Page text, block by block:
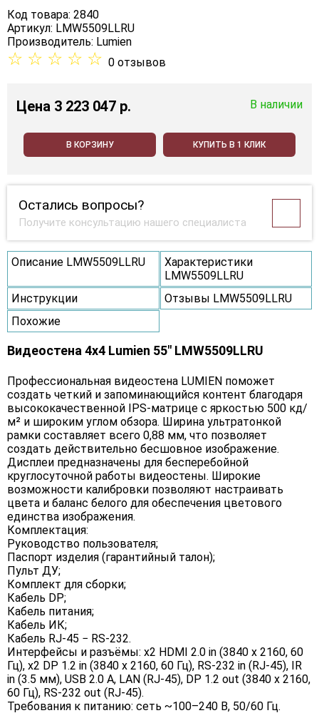
Код товара: 2840
Артикул: LMW5509LLRU
Производитель: Lumien
☆ ☆ ☆ ☆ ☆ 0 отзывов
Цена 3 223 047 p. В наличии
В КОРЗИНУ КУПИТЬ В 1 КЛИК
Остались вопросы?
Получите консультацию нашего специалиста
Описание LMW5509LLRU
Характеристики
LMW5509LLRU
Инструкции
Отзывы LMW5509LLRU
Похожие
Видеостена 4x4 Lumien 55" LMW5509LLRU
Профессиональная видеостена LUMIEN поможет
создать четкий и запоминающийся контент благодаря
высококачественной IPS-матрице c яркостью 500 кд/
м² и широким углом обзора. Ширина ультратонкой
рамки составляет всего 0,88 мм, что позволяет
создать действительно бесшовное изображение.
Дисплеи предназначены для бесперебойной
круглосуточной работы видеостены. Широкие
возможности калибровки позволяют настраивать
цвета и баланс белого для обеспечения цветового
единства изображения.
Комплектация:
Руководство пользователя;
Паспорт изделия (гарантийный талон);
Пульт ДУ;
Комплект для сборки;
Кабель DP;
Кабель питания;
Кабель ИК;
Кабель RJ-45 − RS-232.
Интерфейсы и разъёмы: x2 HDMI 2.0 in (3840 х 2160, 60
Гц), x2 DP 1.2 in (3840 х 2160, 60 Гц), RS-232 in (RJ-45), IR
in (3.5 мм), USB 2.0 A, LAN (RJ-45), DP 1.2 out (3840 x 2160,
60 Гц), RS-232 out (RJ-45).
Требования к питанию: сеть ~100–240 В, 50/60 Гц.